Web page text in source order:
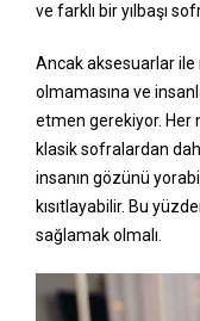
ve farklı bir yılbaşı
Ancak aksesuarlar ile
olmamasına ve
etmen gerekiyor. Her
klasik sofralardan
insanın gözünü
kısıtlayabilir. Bu
sağlamak olmalı.